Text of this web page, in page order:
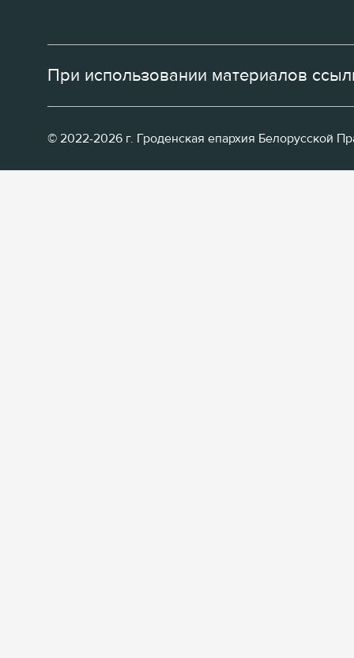
При использовании материалов
© 2022-2026 г. Гроденская епархия Белорусской